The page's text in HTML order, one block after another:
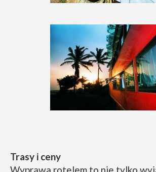
Trasy i ceny